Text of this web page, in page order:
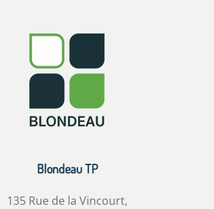
Blondeau TP
135 Rue de la Vincourt,